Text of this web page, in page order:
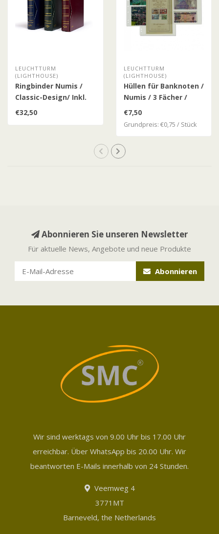
LEUCHTTURM
(LIGHTHOUSE)
Ringbinder Numis /
Classic-Design/ Inkl.
Schutzkassette
€32,50
LEUCHTTURM
(LIGHTHOUSE)
Hüllen für Banknoten /
Numis / 3 Fächer /
10er Pack
€7,50
Grundpreis: €0,75 / Stück
Abonnieren Sie unseren Newsletter
Für aktuelle News, Angebote und neue Produkte
Abonnieren
Wir sind werktags von 9.00 Uhr bis 17.00 Uhr
erreichbar. Über WhatsApp bis 20.00 Uhr. Wir
beantworten E-Mails innerhalb von 24 Stunden.
Veemweg 4
3771MT
Barneveld, the Netherlands